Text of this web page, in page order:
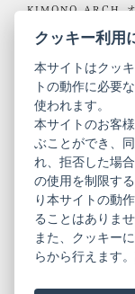
KIMONO ARCH
コー
サ
ニュースレター
お問い合わせ
プライバシーポリ
ご利用規約
クッキー利用
本サイトはクッ
トの動作に必要
使われます。
本サイトのお客
ぶことができ、
れ、拒否した場
の使用を制限す
り本サイトの動
ることはありませ
また、クッキー
らから行えます。